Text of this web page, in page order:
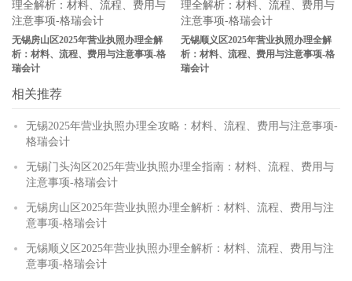
无锡房山区2025年营业执照办理全解
析：材料、流程、费用与注意事项-格
瑞会计
无锡顺义区2025年营业执照办理全解
析：材料、流程、费用与注意事项-格
瑞会计
相关推荐
无锡2025年营业执照办理全攻略：材料、流程、费用与注意事项-
格瑞会计
无锡门头沟区2025年营业执照办理全指南：材料、流程、费用与
注意事项-格瑞会计
无锡房山区2025年营业执照办理全解析：材料、流程、费用与注
意事项-格瑞会计
无锡顺义区2025年营业执照办理全解析：材料、流程、费用与注
意事项-格瑞会计